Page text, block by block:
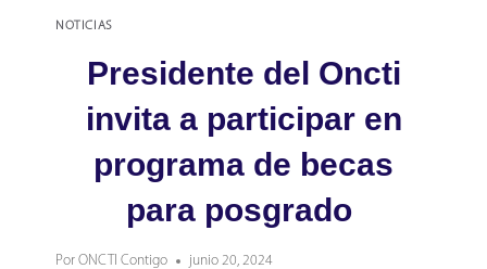
NOTICIAS
Presidente del Oncti
invita a participar en
programa de becas
para posgrado
Por ONCTI Contigo junio 20, 2024